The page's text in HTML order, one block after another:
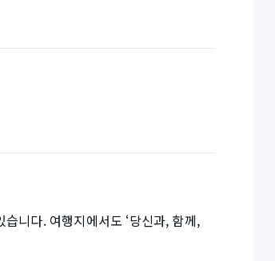
니다. 여행지에서도 ‘당신과, 함께,